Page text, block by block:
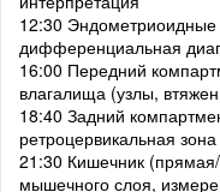
12:30 Эндометриоидные
дифференциальная
16:00 Передний
влагалища (узлы,
18:40 Задний
ретроцервикальная зона
21:30 Кишечник
мышечного слоя,